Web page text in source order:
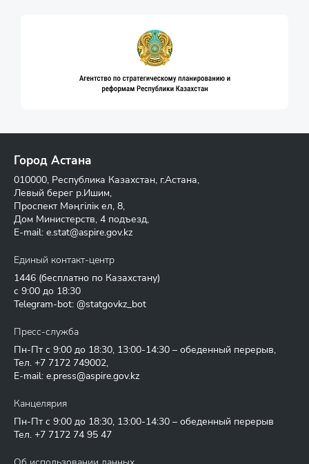
Город Астана
010000, Республика Казахстан, г.Астана,
Левый берег р.Ишим,
Проспект Мәңгілік ел, 8,
Дом Министерств, 4 подъезд,
E-mail: e.stat@aspire.gov.kz
Единый контакт-центр
1446 (бесплатно по Казахстану)
с 9:00 до 18:30
Telegram-bot: @statgovkz_bot
Пресс-служба
Пн-Пт с 9:00 до 18:30, 13:00-14:30 – обеденный перерыв,
Тел. +7 7172 749002,
E-mail: e.press@aspire.gov.kz
Канцелярия
Пн-Пт с 9:00 до 18:30, 13:00-14:30 – обеденный перерыв
Тел. +7 7172 74 95 47